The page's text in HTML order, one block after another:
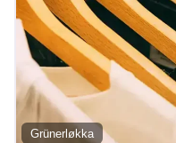
Grünerløkka